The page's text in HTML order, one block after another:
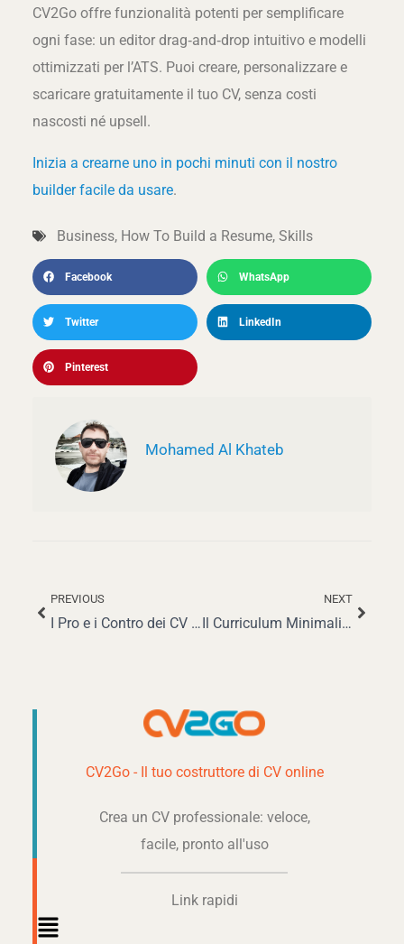
CV2Go offre funzionalità potenti per semplificare
ogni fase: un editor drag‑and‑drop intuitivo e modelli
ottimizzati per l’ATS. Puoi creare, personalizzare e
scaricare gratuitamente il tuo CV, senza costi
nascosti né upsell.
Inizia a crearne uno in pochi minuti con il nostro
builder facile da usare.
Business, How To Build a Resume, Skills
Facebook WhatsApp
Twitter LinkedIn
Pinterest
Mohamed Al Khateb
Precedente
PREVIOUS
I Pro e i Contro dei CV a Due Colonne: Quando Utilizzarli e Perché
NEXT
Il Curriculum Minimalista: è la Scelta Giusta per Te?
CV2Go - Il tuo costruttore di CV online
Crea un CV professionale: veloce,
facile, pronto all'uso
Link rapidi
Main